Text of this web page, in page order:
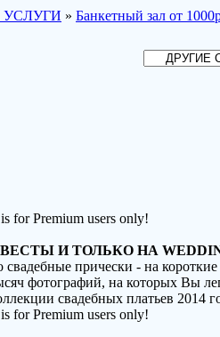
УСЛУГИ » Банкетный зал от
for Premium users only!
И ТОЛЬКО НА
прически - на
фотографий, на которых Вы
свадебных платьев 2014
for Premium users only!